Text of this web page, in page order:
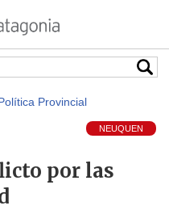
Provincial
NEUQUEN
por las